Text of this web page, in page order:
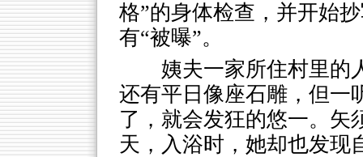
格”的身体检查，并开始
有“被曝”。
姨夫一家所住村里的
还有平日像座石雕，但一
了，就会发狂的悠一。矢
天，入浴时，她却也发